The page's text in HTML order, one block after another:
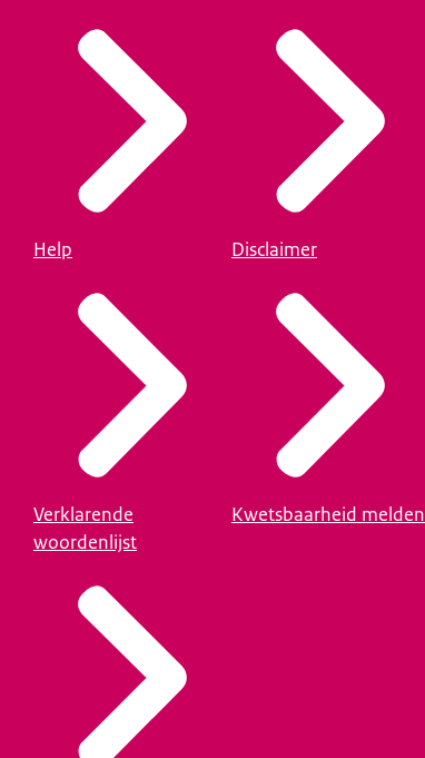
Help
Verklarende
woordenlijst
Disclaimer
Kwetsbaarheid melden